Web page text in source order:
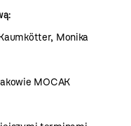
Monika
MOCAK